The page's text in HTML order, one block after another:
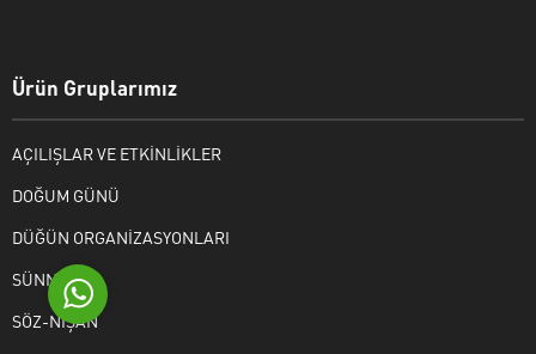
Ürün Gruplarımız
AÇILIŞLAR VE ETKİNLİKLER
DOĞUM GÜNÜ
DÜĞÜN ORGANİZASYONLARI
SÜNNET
SÖZ-NİŞAN